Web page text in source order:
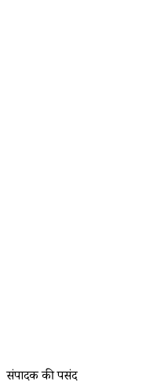
संपादक की पसंद